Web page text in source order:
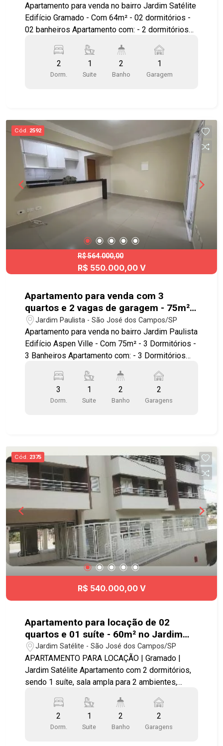
Apartamento para venda no bairro Jardim Satélite
Edifício Gramado - Com 64m² - 02 dormitórios -
02 banheiros Apartamento com: - 2 dormitórios
ambientes com sacada - cozinha americana
planejada - área de serviço - 1 vaga de garagem
(46, 2º Sub-solo) Diferenciais do apartamento: -
Agende sua visita!!! #imobiliária #aptoparavenda
#jardimsatelite #gramado
2
Dorm.
1
Suite
2
Banho
1
Garagem
Cód. 2592
R$ 564.000,00
R$ 550.000,00 V
Apartamento para venda com 3
quartos e 2 vagas de garagem - 75m²
no Jardim Paulista
Jardim Paulista - São José dos Campos/SP
Apartamento para venda no bairro Jardim Paulista
Edifício Aspen Ville - Com 75m² - 3 Dormitórios -
3 Banheiros Apartamento com: - 3 Dormitórios
Sala 2 ambientes - Ampla sacada com
churrasqueira - Cozinha americana - 2 Vagas de
garagem cobertas. Lazer com: - Piscina - Sauna -
viário e Dutra - Rodoviária Nova. Agende sua
visita!!! #imobiliaria #apartamentoparavenda
#jardimpaulista
3
Dorm.
1
Suite
2
Banho
2
Garagens
Cód. 2375
R$ 540.000,00 V
Apartamento para locação de 02
quartos e 01 suíte - 60m² no Jardim
Satélite
Jardim Satélite - São José dos Campos/SP
APARTAMENTO PARA LOCAÇÃO | Gramado |
Jardim Satélite Apartamento com 2 dormitórios,
sendo 1 suíte, sala ampla para 2 ambientes,
serviço, banheiro social e varanda. Possui 2
vagas de garagem cobertas e demarcadas. O
imóvel possui área útil de 64m². O condomínio
2
Dorm.
1
Suite
2
Banho
2
Garagens